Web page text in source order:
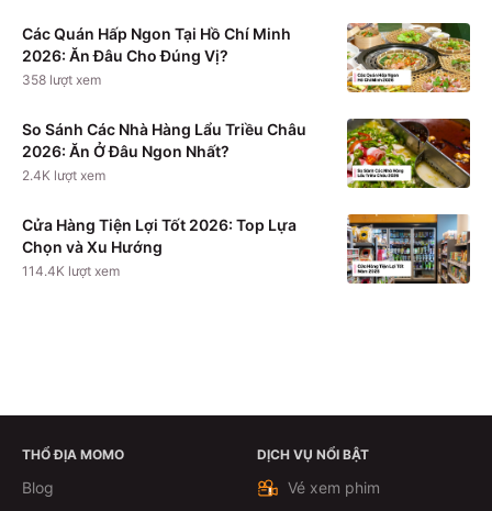
Các Quán Hấp Ngon Tại Hồ Chí Minh
2026: Ăn Đâu Cho Đúng Vị?
358 lượt xem
So Sánh Các Nhà Hàng Lẩu Triều Châu
2026: Ăn Ở Đâu Ngon Nhất?
2.4K lượt xem
Cửa Hàng Tiện Lợi Tốt 2026: Top Lựa
Chọn và Xu Hướng
114.4K lượt xem
Xem chi tiết
THỔ ĐỊA MOMO
Blog
DỊCH VỤ NỔI BẬT
Vé xem phim